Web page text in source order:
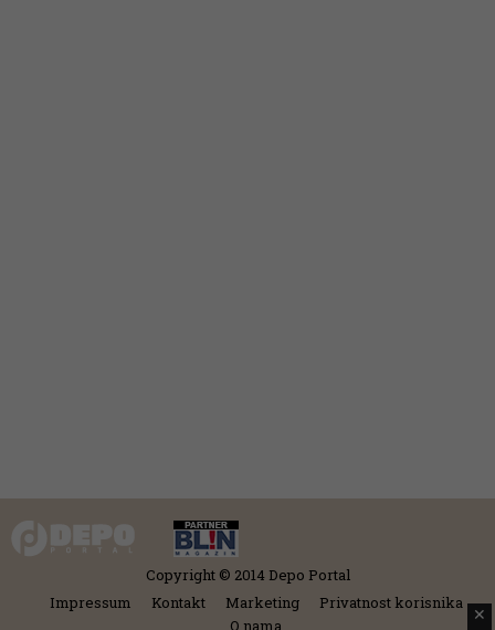
Copyright © 2014 Depo Portal
Impressum
Kontakt Marketing
Privatnost korisnika
O nama
✕